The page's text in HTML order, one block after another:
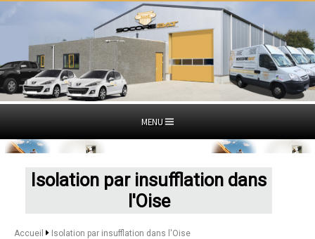
MENU
Isolation par insufflation dans
l'Oise
Accueil Isolation par insufflation dans l'Oise